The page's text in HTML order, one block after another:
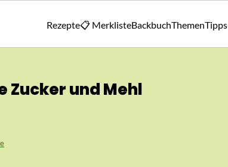
Rezepte📋 MerklisteBackbuchThemenTipps
Zucker und Mehl